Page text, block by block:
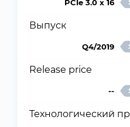
PCIe 3.0 x 16
Выпуск
Q4/2019
Release price
--
Технологический